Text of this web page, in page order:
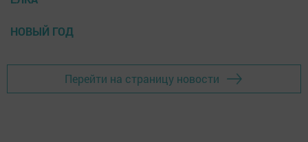
НОВЫЙ ГОД
Перейти на страницу новости